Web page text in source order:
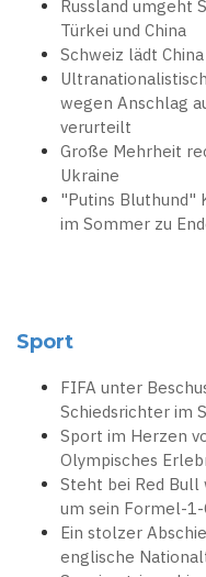
Russland umgeht
Türkei und China
Schweiz lädt
wegen Anschlag
verurteilt
Große Mehrheit
Ukraine
"Putins Bluthund"
im Sommer zu
Sport
FIFA unter
Schiedsrichter im
Sport im Herzen
Olympisches
Steht bei Red
um sein Formel-
Ein stolzer
englische